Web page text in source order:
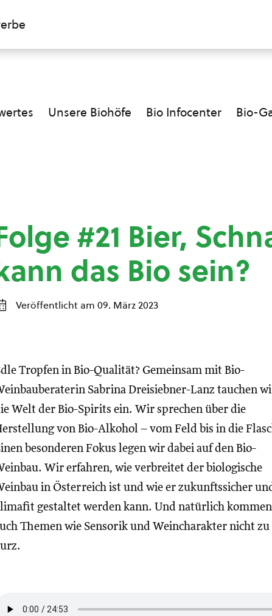
Unsere Biohöfe Bio Infocenter Bio-
#21 Bier,
das Bio sein?
Veröffentlicht am 09. März 2023
Tropfen in Bio-Qualität? Gemeinsam mit Bio-
Sabrina Dreisiebner-Lanz tauchen
Welt der Bio-Spirits ein. Wir sprechen über die
von Bio-Alkohol – vom Feld bis in die
besonderen Fokus legen wir dabei auf den Bio-
Wir erfahren, wie verbreitet der biologische
in Österreich ist und wie er zukunftssicher
gestaltet werden kann. Und natürlich kommen
Themen wie Sensorik und Weincharakter nicht zu